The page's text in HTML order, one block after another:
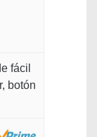
fácil
botón